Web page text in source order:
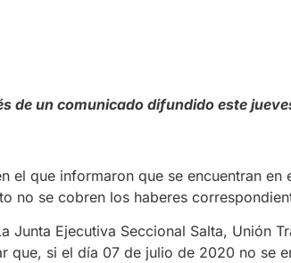
de un comunicado difundido este
el que informaron que se encuentran en
no se cobren los haberes
Junta Ejecutiva Seccional Salta, Unión
si el día 07 de julio de 2020 no se